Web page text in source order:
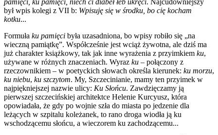
pamięci, ku pamięci, niech ci diabeł łeb ukręci. Najcudowniejszy
był wpis kolegi z VII b: Wpisuję się w środku, bo cię kocham
kotku...
Formuła ku pamięci była uzasadniona, bo wpisy robiło się „na
wieczną pamiątkę”. Współcześnie jest wciąż żywotna, ale dziś ma
już charakter książkowy, tak jak inne wyrażenia z przyimkiem ku,
używane w różnych znaczeniach. Wyraz ku – połączony z
rzeczownikiem – w poetyckich słowach określa kierunek: ku morzu,
ku niebu, ku szczytom. My, Szczecinianie, mamy ten przyimek w
najpiękniejszej nazwie ulicy: Ku Słońcu. Zawdzięczamy ją
pierwszej szczecińskiej architektce Helenie Kurcyusz, która
opowiadała, że gdy po wojnie szła do miasta po jedzenie dla
leżących w szpitalu koleżanek, to rano droga wiodła ją ku
wschodzącemu słońcu, a wieczorem ku zachodzącemu...